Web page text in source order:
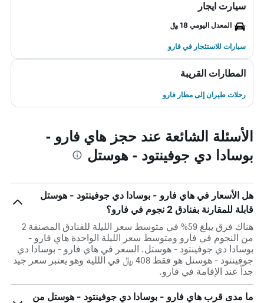
سيارت ايجار
المعدل اليومي 18 ﷼
سيارات للاستئجار في فارو
المطارات القريبة
رحلات طيران إلى مطار فارو
الأسئلة الشائعة عند حجز هاي فارو -
بوسادا دي جوفينتود - هوستل
هل الأسعار في هاي فارو - بوسادا دي جوفينتود - هوستل
قابلة للمقارنة بفنادق 2 نجوم في فارو؟
هناك فرق يبلغ 59% في متوسط ​​سعر الليلة للفنادق المصنفة 2
من النجوم في فارو ومتوسط ​​سعر الليلة الواحدة هاي فارو -
بوسادا دي جوفينتود - هوستل. السعر في هاي فارو - بوسادا دي
جوفينتود - هوستل هو فقط 408 ﷼ في الللية وهو يعتبر سعر جيد
جداً عند الإقامة في فارو.
ما مدى قرب هاي فارو - بوسادا دي جوفينتود - هوستل من